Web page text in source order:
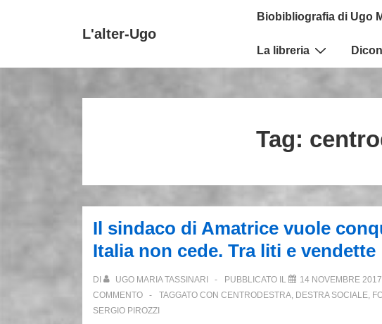
contenuto
L'alter-Ugo
Menu
Biobibliografia di Ugo
La libreria
Tag:
Il sindaco di Amatrice vuole
Italia non cede. Tra liti e vendette
DI UGO MARIA TASSINARI PUBBLICATO IL 14 NOVEMBRE 2017
COMMENTO
TAGGATO CON CENTRODESTRA, DESTRA SOCIALE,
SERGIO PIROZZI